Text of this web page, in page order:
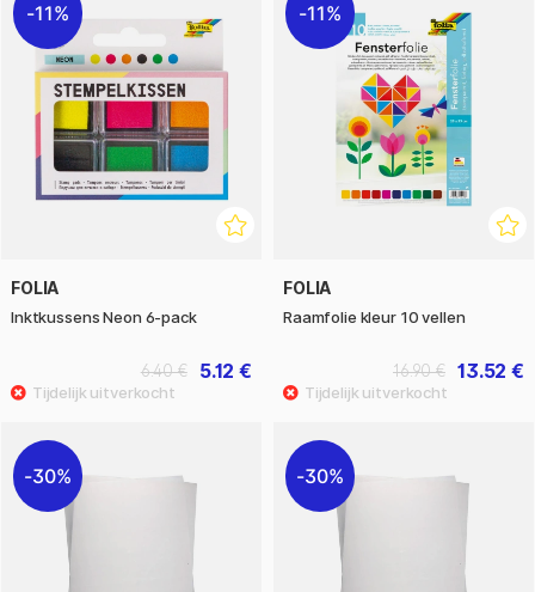
11%
FOLIA
Inktkussens Neon 6-pack
5.12 €
6.40 €
11%
FOLIA
Raamfolie kleur 10 vellen
13.52 €
16.90 €
30% 30%